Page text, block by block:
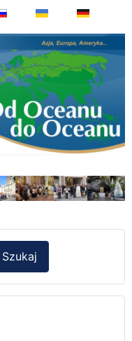
Szukaj